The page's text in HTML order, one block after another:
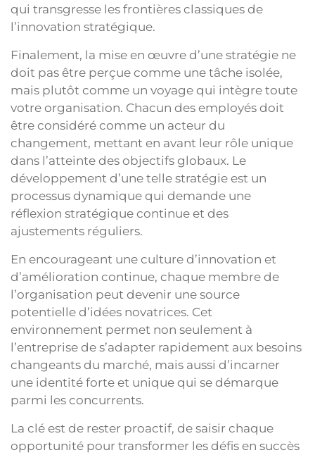
qui transgresse les frontières classiques de
l’innovation stratégique.
Finalement, la mise en œuvre d’une stratégie ne
doit pas être perçue comme une tâche isolée,
mais plutôt comme un voyage qui intègre toute
votre organisation. Chacun des employés doit
être considéré comme un acteur du
changement, mettant en avant leur rôle unique
dans l’atteinte des objectifs globaux. Le
développement d’une telle stratégie est un
processus dynamique qui demande une
réflexion stratégique continue et des
ajustements réguliers.
En encourageant une culture d’innovation et
d’amélioration continue, chaque membre de
l’organisation peut devenir une source
potentielle d’idées novatrices. Cet
environnement permet non seulement à
l’entreprise de s’adapter rapidement aux besoins
changeants du marché, mais aussi d’incarner
une identité forte et unique qui se démarque
parmi les concurrents.
La clé est de rester proactif, de saisir chaque
opportunité pour transformer les défis en succès